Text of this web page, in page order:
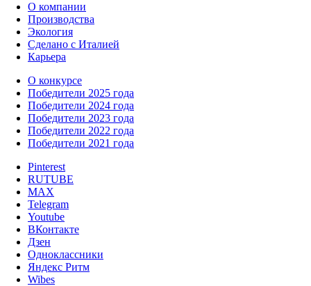
О компании
Производства
Экология
Сделано с Италией
Карьера
О конкурсе
Победители 2025 года
Победители 2024 года
Победители 2023 года
Победители 2022 года
Победители 2021 года
Pinterest
RUTUBE
MAX
Telegram
Youtube
ВКонтакте
Дзен
Одноклассники
Яндекс Ритм
Wibes